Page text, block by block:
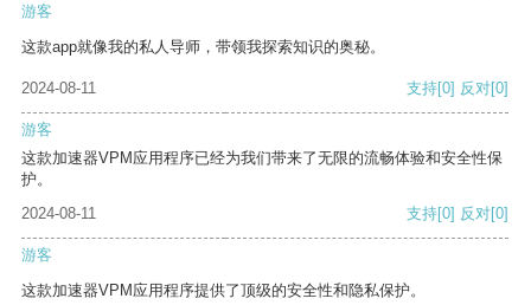
游客
这款app就像我的私人导师，带领我探索知识的奥秘。
2024-08-11 支持[0] 反对[0]
游客
这款加速器VPM应用程序已经为我们带来了无限的流畅体验和安全性保
护。
2024-08-11
支持[0] 反对[0]
游客
这款加速器VPM应用程序提供了顶级的安全性和隐私保护。